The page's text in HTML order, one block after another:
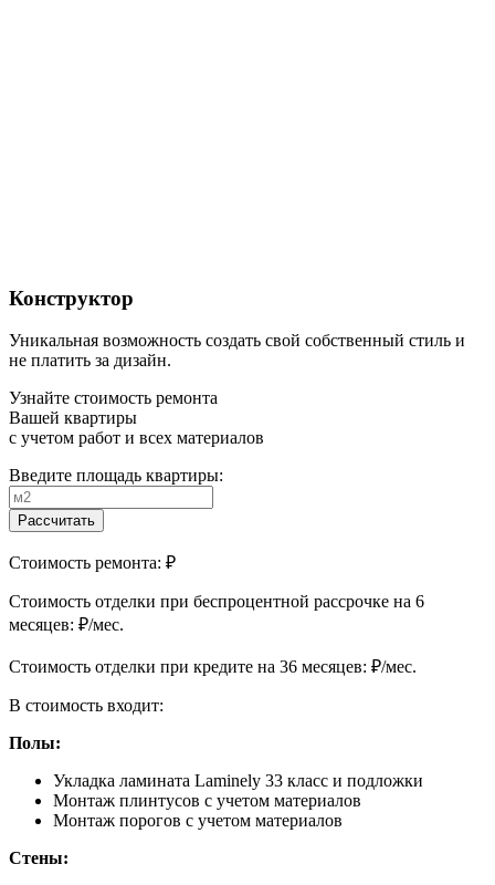
Конструктор
Уникальная возможность создать свой собственный стиль и
не платить за дизайн.
Узнайте стоимость ремонта
Вашей квартиры
с учетом работ и всех материалов
Введите площадь квартиры:
Рассчитать
Стоимость ремонта: ₽
Cтоимость отделки при беспроцентной рассрочке на 6
месяцев: ₽/мес.
Cтоимость отделки при кредите на 36 месяцев: ₽/мес.
В стоимость входит:
Полы:
Укладка ламината Laminely 33 класс и подложки
Монтаж плинтусов с учетом материалов
Монтаж порогов с учетом материалов
Стены: